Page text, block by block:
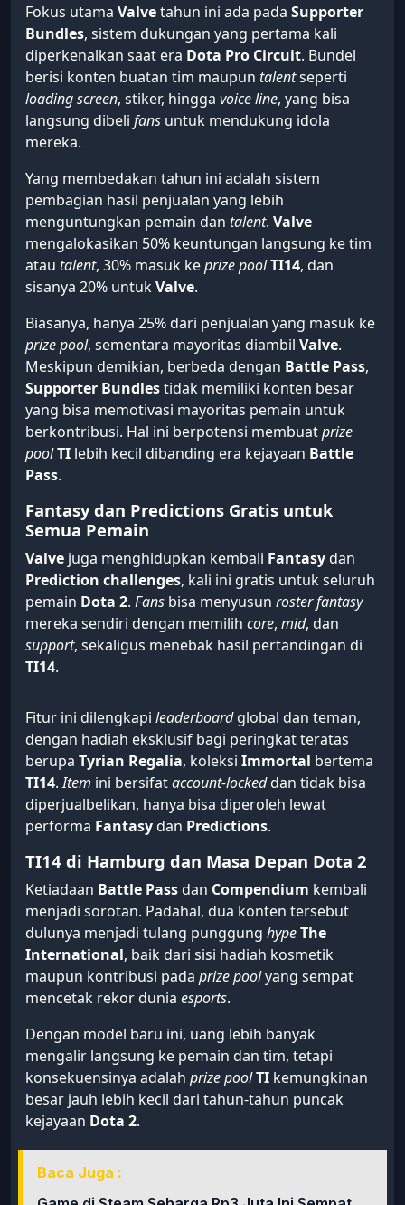
Fokus utama Valvetahun ini ada pada Supporter
Bundles, sistem dukungan yang pertama kali
diperkenalkan saat era Dota Pro Circuit. Bundel
berisi konten buatan tim maupun talentseperti
loading screen, stiker, hingga voice line, yang bisa
langsung dibeli fans untuk mendukung idola
mereka.
Yang membedakan tahun ini adalah sistem
pembagian hasil penjualan yang lebih
menguntungkan pemain dan talent. Valve
mengalokasikan 50% keuntungan langsung ke tim
atau talent, 30% masuk keprize poolTI14, dan
sisanya 20% untukValve.
Biasanya, hanya 25% dari penjualan yang masuk ke
prize pool, sementara mayoritas diambil Valve.
Meskipun demikian, berbeda dengan Battle Pass,
Supporter Bundlestidak memiliki konten besar
yang bisa memotivasi mayoritas pemain untuk
berkontribusi. Hal ini berpotensi membuatprize
poolTI lebih kecil dibanding era kejayaan Battle
Pass.
Fantasy dan Predictions Gratis untuk
Semua Pemain
Valve juga menghidupkan kembali Fantasydan
Prediction challenges, kali ini gratis untuk seluruh
pemain Dota 2. Fans bisa menyusun roster fantasy
mereka sendiri dengan memilih core, mid, dan
support, sekaligus menebak hasil pertandingan di
TI14.
Fitur ini dilengkapi leaderboardglobal dan teman,
dengan hadiah eksklusif bagi peringkat teratas
berupa Tyrian Regalia, koleksi Immortal bertema
TI14.Item ini bersifataccount-lockeddan tidak bisa
diperjualbelikan, hanya bisa diperoleh lewat
performa Fantasydan Predictions.
TI14 di Hamburg dan Masa Depan Dota 2
Ketiadaan Battle Passdan Compendium kembali
menjadi sorotan. Padahal, dua konten tersebut
dulunya menjadi tulang punggung hypeThe
International, baik dari sisi hadiah kosmetik
maupun kontribusi pada prize poolyang sempat
mencetak rekor dunia esports.
Dengan model baru ini, uang lebih banyak
mengalir langsung ke pemain dan tim, tetapi
konsekuensinya adalah prize poolTI kemungkinan
besar jauh lebih kecil dari tahun-tahun puncak
kejayaan Dota 2.
Baca Juga :